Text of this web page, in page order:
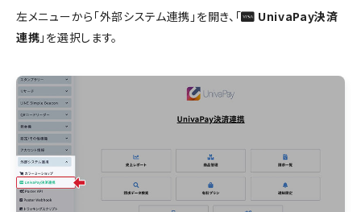
左メニューから「外部システム連携」を開き、「
UnivaPay決済
連携 」を選択します。